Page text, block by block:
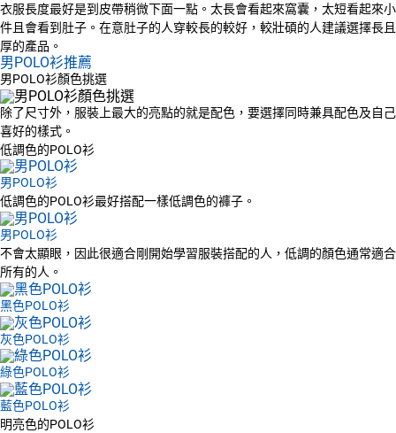
衣服長度最好是到皮帶稍微下面一點。太長會看起來窩囊，太短看起來小
件且會看到肚子。在意肚子的人穿較長的較好，較壯碩的人建議選擇長且
厚的產品。
男POLO衫推薦
男POLO衫顏色挑選
除了尺寸外，服裝上最大的亮點的就是配色，要選擇同時兼具配色及自己
喜好的樣式。
低調色的POLO衫
男POLO衫
低調色的POLO衫最好搭配一樣低調色的褲子。
男POLO衫
不會太顯眼，因此很適合剛開始學習服裝搭配的人，低調的顏色通常適合
所有的人。
黑色POLO衫
灰色POLO衫
綠色POLO衫
藍色POLO衫
明亮色的POLO衫